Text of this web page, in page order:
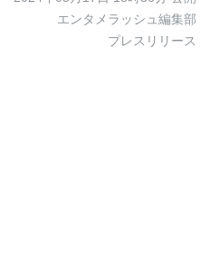
エンタメラッシュ編集部
プレスリリース